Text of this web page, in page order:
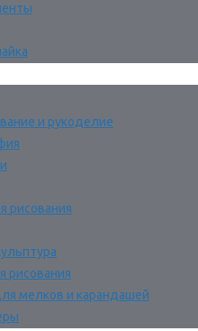
и рукоделие
рисования
рисования
мелков и карандашей